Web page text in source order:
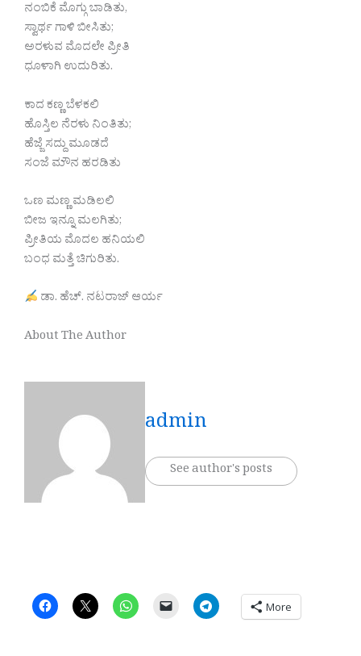
ನಂಬಿಕೆ ಮೊಗ್ಗು ಬಾಡಿತು,
ಸ್ವಾರ್ಥ ಗಾಳಿ ಬೀಸಿತು;
ಅರಳುವ ಮೊದಲೇ ಪ್ರೀತಿ
ಧೂಳಾಗಿ ಉದುರಿತು.
ಕಾದ ಕಣ್ಣ ಬೆಳಕಲಿ
ಹೊಸ್ತಿಲ ನೆರಳು ನಿಂತಿತು;
ಹೆಜ್ಜೆ ಸದ್ದು ಮೂಡದೆ
ಸಂಜೆ ಮೌನ ಹರಡಿತು
ಒಣ ಮಣ್ಣ ಮಡಿಲಲಿ
ಬೀಜ ಇನ್ನೂ ಮಲಗಿತು;
ಪ್ರೀತಿಯ ಮೊದಲ ಹನಿಯಲಿ
ಬಂಧ ಮತ್ತೆ ಚಿಗುರಿತು.
ಡಾ. ಹೆಚ್. ನಟರಾಜ್ ಆರ್ಯ
About The Author
admin
See author's posts
More